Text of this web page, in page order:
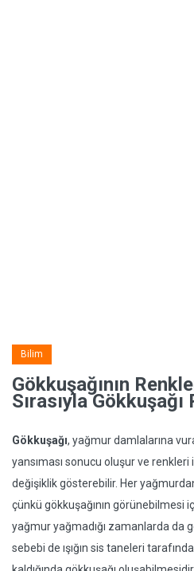
Bilim
Gökkuşağının
Sırasıyla Gökkuşağı
Gökkuşağı, yağmur damlalarına
yansıması sonucu oluşur ve renkleri
değişiklik gösterebilir. Her
çünkü gökkuşağının görünebilmesi
yağmur yağmadığı zamanlarda da
sebebi de ışığın sis taneleri